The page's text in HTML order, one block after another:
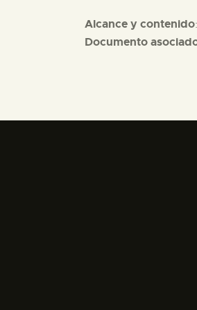
Alcance y contenido
Documento